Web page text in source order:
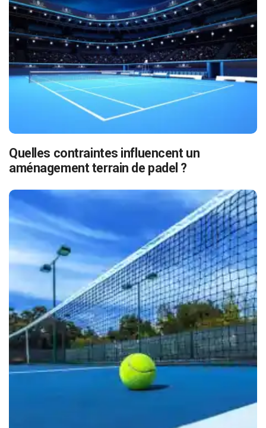
Quelles contraintes influencent un
aménagement terrain de padel ?